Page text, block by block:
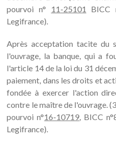
pourvoi n° 11-25101 BICC
Legifrance).
Après acceptation tacite du
l'ouvrage, la banque, qui a
l'article 14 de la loi du 31
paiement, dans les droits et
fondée à exercer l'action
contre le maître de l'ouvrage.
pourvoi n°16-10719, BICC
Legifrance).